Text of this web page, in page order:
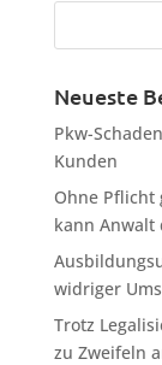
Neueste
Pkw-
Kunden
Ohne Pflicht
kann Anwalt
widriger
Trotz
zu Zweifeln